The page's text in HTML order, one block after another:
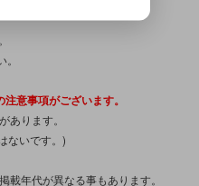
意事項がございます。
ります。
ないです。)
年代が異なる事もあります。